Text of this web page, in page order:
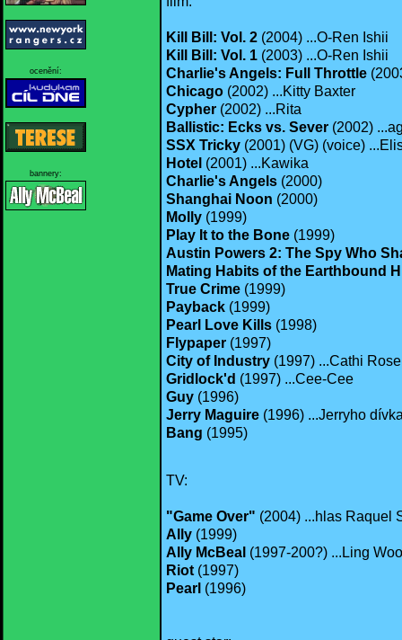
ocenění:
bannery:
Kill Bill: Vol. 2(2004) ...O-Ren Ishii
Kill Bill: Vol. 1(2003) ...O-Ren Ishii
Charlie's Angels: Full Throttle
Chicago(2002) ...Kitty Baxter
Cypher(2002) ...Rita
Ballistic: Ecks vs. Sever(2002)
SSX Tricky(2001) (VG) (voice)
Hotel(2001) ...Kawika
Charlie's Angels (2000)
Shanghai Noon (2000)
Molly (1999)
Play It to the Bone (1999)
Austin Powers 2: The Spy Who
Mating Habits of the Earthbound
True Crime (1999)
Payback (1999)
Pearl Love Kills (1998)
Flypaper (1997)
City of Industry (1997) ...Cathi Rose
Gridlock'd (1997) ...Cee-Cee
Guy (1996)
Jerry Maguire (1996) ...Jerryho
Bang (1995)
TV:
"Game Over" (2004) ...hlas Raquel
Ally (1999)
Ally McBeal (1997-200?) ...Ling Woo
Riot (1997)
Pearl (1996)